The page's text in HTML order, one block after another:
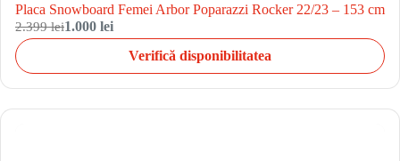
Placa Snowboard Femei Arbor Poparazzi Rocker 22/23 – 153 cm
2.399 lei1.000 lei
Verifică disponibilitatea